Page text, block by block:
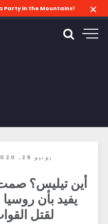
Party in the Mountains!
يونيو 29, 2020
أين تيليس؟
يفيد بأن
لقتل